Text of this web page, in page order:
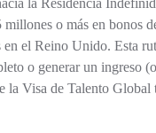
la Residencia
o más en bonos
el Reino Unido. Esta
o generar un ingreso
la Visa de Talento